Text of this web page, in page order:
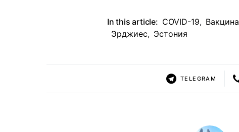
In this article: COVID-19, Вакцина
Эрджиес, Эстония
TELEGRAM